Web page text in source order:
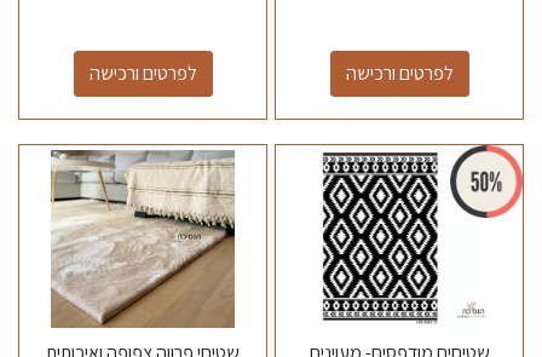
לפרטים ורכישה לפרטים ורכישה